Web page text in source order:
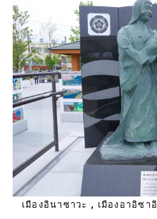
เมืองอินาซาวะ , เมืองอาอิซาอิ